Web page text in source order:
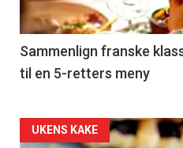
-
5
Sammenlign franske
til en 5-retters meny
Forsiden
UKENS KAKE